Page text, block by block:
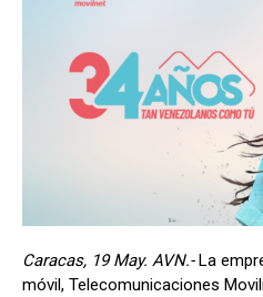
Caracas, 19 May. AVN.-La
móvil, Telecomunicaciones